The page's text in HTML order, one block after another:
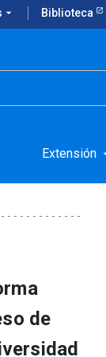
arrow_drop_down Biblioteca
Extensión
de